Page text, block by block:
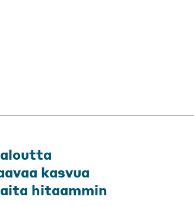
kasvua
hitaammin